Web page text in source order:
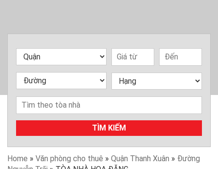
TÌM KIẾM
Home » Văn phòng cho thuê » Quận Thanh Xuân » Đường